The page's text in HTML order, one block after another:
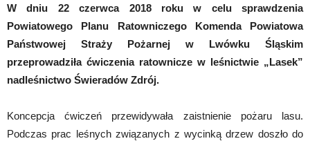
W dniu 22 czerwca 2018 roku w celu sprawdzenia
Powiatowego Planu Ratowniczego Komenda Powiatowa
Państwowej Straży Pożarnej w Lwówku Śląskim
przeprowadziła ćwiczenia ratownicze w leśnictwie „Lasek”
nadleśnictwo Świeradów Zdrój.
Koncepcja ćwiczeń przewidywała zaistnienie pożaru lasu.
Podczas prac leśnych związanych z wycinką drzew doszło do